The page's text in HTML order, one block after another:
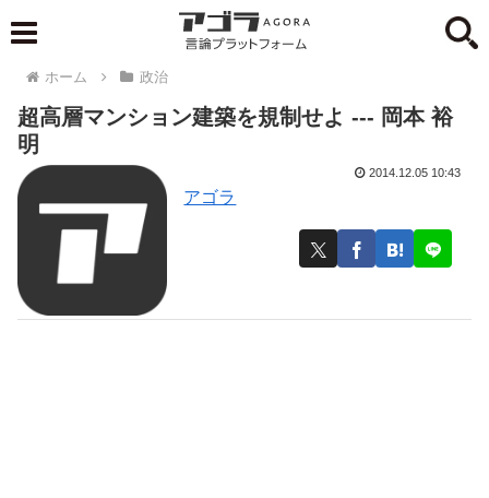
ホーム 政治
超高層マンション建築を規制せよ --- 岡本 裕
明
アゴラ
2014.12.05 10:43